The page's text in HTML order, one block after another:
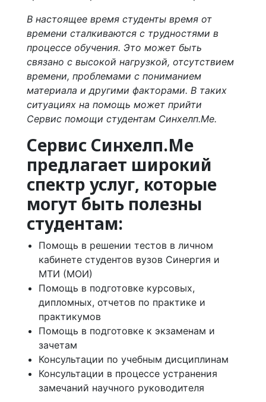
В настоящее время студенты время от
времени сталкиваются с трудностями в
процессе обучения. Это может быть
связано с высокой нагрузкой, отсутствием
времени, проблемами с пониманием
материала и другими факторами. В таких
ситуациях на помощь может прийти
Сервис помощи студентам Синхелп.Ме.
Сервис Синхелп.Ме
предлагает широкий
спектр услуг, которые
могут быть полезны
студентам:
Помощь в решении тестов в личном
кабинете студентов вузов Синергия и
МТИ (МОИ)
Помощь в подготовке курсовых,
дипломных, отчетов по практике и
практикумов
Помощь в подготовке к экзаменам и
зачетам
Консультации по учебным дисциплинам
Консультации в процессе устранения
замечаний научного руководителя